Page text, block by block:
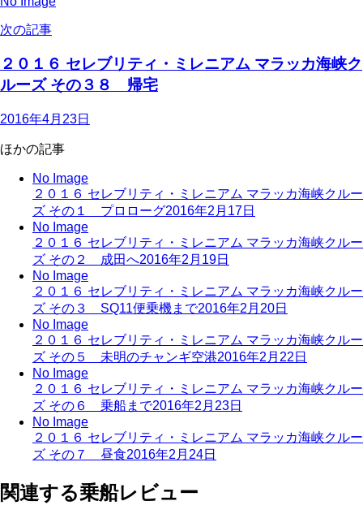
次の記事
２０１６ セレブリティ・ミレニアム マラッカ海峡ク
ルーズ その３８ 帰宅
2016年4月23日
ほかの記事
No Image
２０１６ セレブリティ・ミレニアム マラッカ海峡クルー
ズ その１ プロローグ2016年2月17日
No Image
２０１６ セレブリティ・ミレニアム マラッカ海峡クルー
ズ その２ 成田へ2016年2月19日
No Image
２０１６ セレブリティ・ミレニアム マラッカ海峡クルー
ズ その３ SQ11便乗機まで2016年2月20日
No Image
２０１６ セレブリティ・ミレニアム マラッカ海峡クルー
ズ その５ 未明のチャンギ空港2016年2月22日
No Image
２０１６ セレブリティ・ミレニアム マラッカ海峡クルー
ズ その６ 乗船まで2016年2月23日
No Image
２０１６ セレブリティ・ミレニアム マラッカ海峡クルー
ズ その７ 昼食2016年2月24日
関連する乗船レビュー